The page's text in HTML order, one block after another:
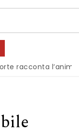
l’anima dell’Italia